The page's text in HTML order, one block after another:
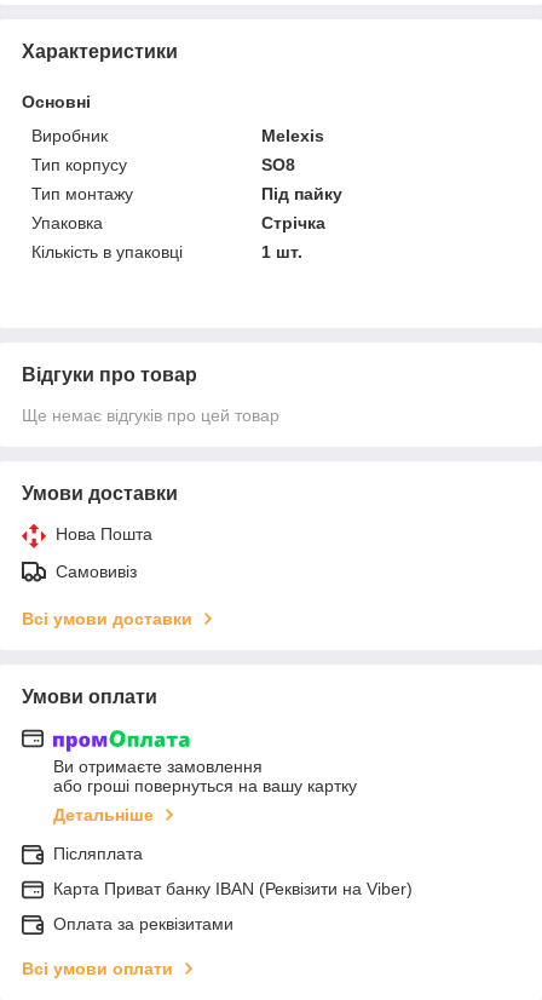
Характеристики
Основні
Виробник
Melexis
Тип корпусу
SO8
Тип монтажу
Під пайку
Упаковка
Стрічка
Кількість в упаковці
1 шт.
Відгуки про товар
Ще немає відгуків про цей товар
Умови доставки
Нова Пошта
Самовивіз
Всі умови доставки
Умови оплати
Ви отримаєте замовлення
або гроші повернуться на вашу картку
Детальніше
Післяплата
Карта Приват банку IBAN (Реквізити на Viber)
Оплата за реквізитами
Всі умови оплати